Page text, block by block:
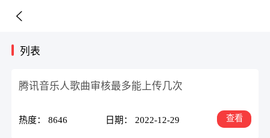
列表
腾讯音乐人歌曲审核最多能上传几次
热度： 8646 日期： 2022-12-29 查看